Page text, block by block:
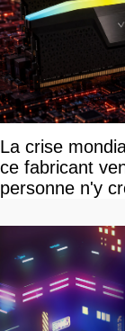
La crise
ce fabricant
personne n'y